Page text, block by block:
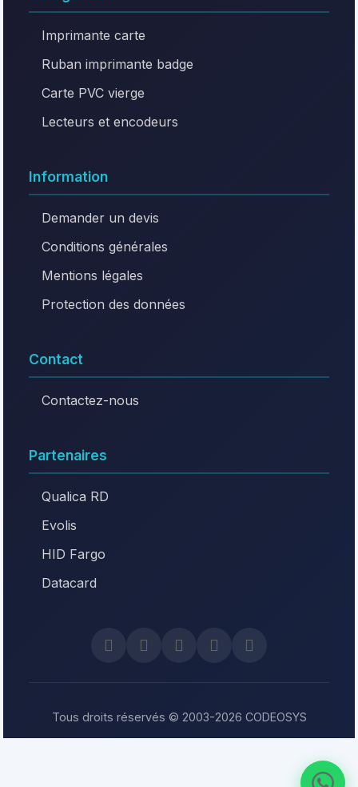
Imprimante carte
Ruban imprimante badge
Carte PVC vierge
Lecteurs et encodeurs
Information
Demander un devis
Conditions générales
Mentions légales
Protection des données
Contact
Contactez-nous
Partenaires
Qualica RD
Evolis
HID Fargo
Datacard
Tous droits réservés © 2003-2026 CODEOSYS